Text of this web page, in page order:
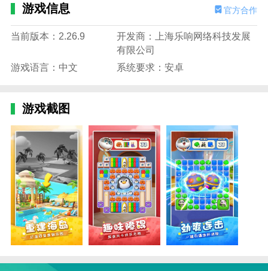
2.提供了多种关卡模式，如通过模式和时间限制模
3.关卡设计不仅包括简单和困难的关卡，还包括中
假日乐消消游戏亮点
1.画面细腻细致，色彩组合绚丽多彩，给人以最佳
的视觉享受。
2.通过消除相同颜色的方块获得高分。体验不断淘
汰的快感，挑战自我，获得更高的分数。
3.这款游戏提供了一个排名系统，所以你可以将自
己的分数与好友进行比较，并在榜单中获得更好的成
绩。
4.新的内容解锁机制使你能够不断探索新的游戏模
游戏信息 官方合作
当前版本：2.26.9
开发商：上海乐响网络科技发展
有限公司
游戏语言：中文
系统要求：安卓
游戏截图